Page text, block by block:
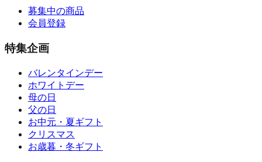
募集中の商品
会員登録
特集企画
バレンタインデー
ホワイトデー
母の日
父の日
お中元・夏ギフト
クリスマス
お歳暮・冬ギフト